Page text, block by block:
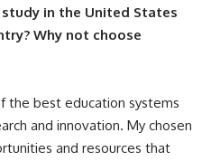
in the United States
Why not choose
the best education systems
and innovation. My chosen
and resources that